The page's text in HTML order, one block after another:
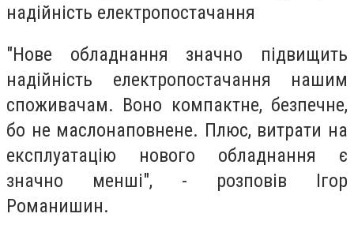
надійність електропостачання
"Нове обладнання значно підвищить
надійність електропостачання нашим
споживачам. Воно компактне, безпечне,
бо не маслонаповнене. Плюс, витрати на
експлуатацію нового обладнання є
значно менші", - розповів Ігор
Романишин.